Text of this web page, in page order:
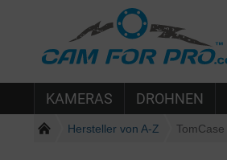
KAMERAS DROHNEN
Hersteller von A-Z TomCase